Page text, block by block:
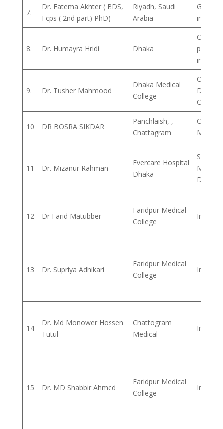
7.
Dr. Fatema Akhter ( BDS,
Fcps ( 2nd part) PhD)
Riyadh, Saudi
Arabia
in
8. Dr. Humayra Hridi Dhaka
Child
in
9. Dr. Tusher Mahmood
Dhaka Medical
College
Dhaka
College
10 DR BOSRA SIKDAR
Panchlaish, ,
Chattagram
Child
11 Dr. Mizanur Rahman
Evercare Hospital
Dhaka
Sr.
12 Dr Farid Matubber
Faridpur Medical
College
Intern
13 Dr. Supriya Adhikari
Faridpur Medical
College
Intern
14
Dr. Md Monower Hossen
Tutul
Chattogram
Medical
Intern
15 Dr. MD Shabbir Ahmed
Faridpur Medical
College
Intern